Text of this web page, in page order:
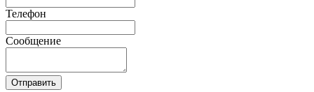
Телефон
Сообщение
Отправить